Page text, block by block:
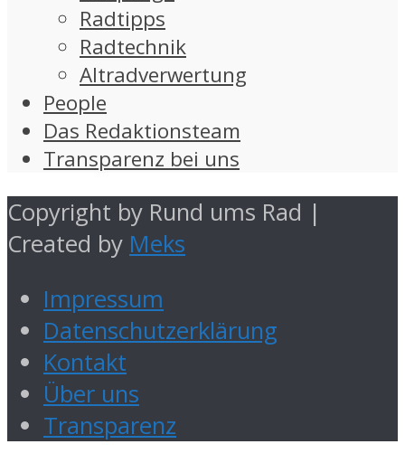
Radtipps
Radtechnik
Altradverwertung
People
Das Redaktionsteam
Transparenz bei uns
Copyright by Rund ums Rad |
Created by Meks
Impressum
Datenschutzerklärung
Kontakt
Über uns
Transparenz